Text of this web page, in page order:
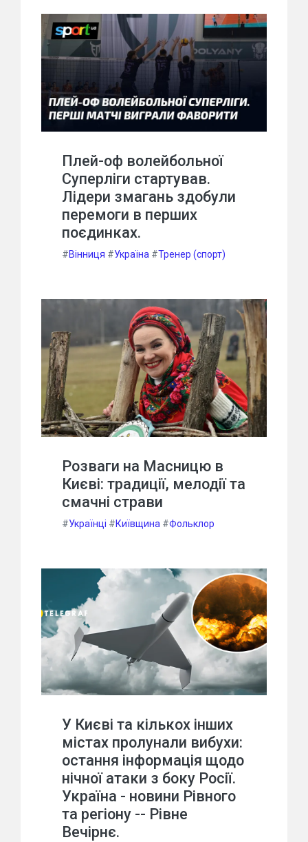
Плей-оф волейбольної
Суперліги стартував.
Лідери змагань здобули
перемоги в перших
поєдинках.
#Вінниця #Україна #Тренер (спорт)
Розваги на Масницю в
Києві: традиції, мелодії та
смачні страви
#Українці #Київщина #Фольклор
У Києві та кількох інших
містах пролунали вибухи:
остання інформація щодо
нічної атаки з боку Росії.
Україна - новини Рівного
та регіону -- Рівне
Вечірнє.